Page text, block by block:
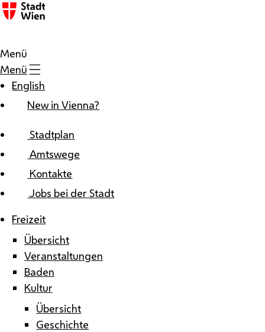
Zum Inhalt
Menü
Menü
English
New in Vienna?
Stadtplan
Amtswege
Kontakte
Jobs bei der Stadt
Freizeit
Übersicht
Veranstaltungen
Baden
Kultur
Übersicht
Geschichte